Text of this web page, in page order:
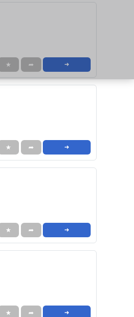
★ ➦ ➜
★ ➦ ➜
★ ➦ ➜
★ ➦ ➜